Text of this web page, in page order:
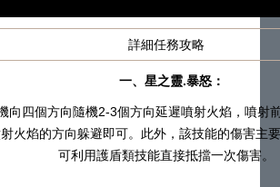
詳細任務攻略
一、星之靈.暴怒：
向四個方向隨機2-3個方向延遲噴射火焰，噴射
火焰的方向躲避即可。此外，該技能的傷害主
可利用護盾類技能直接抵擋一次傷害。